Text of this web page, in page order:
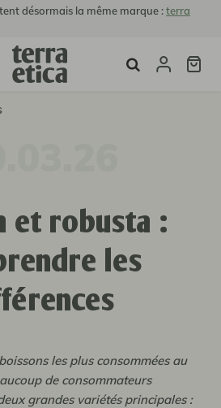
désormais la même marque :terra
et robusta :
les
les plus consommées au
de consommateurs
grandes variétés principales :